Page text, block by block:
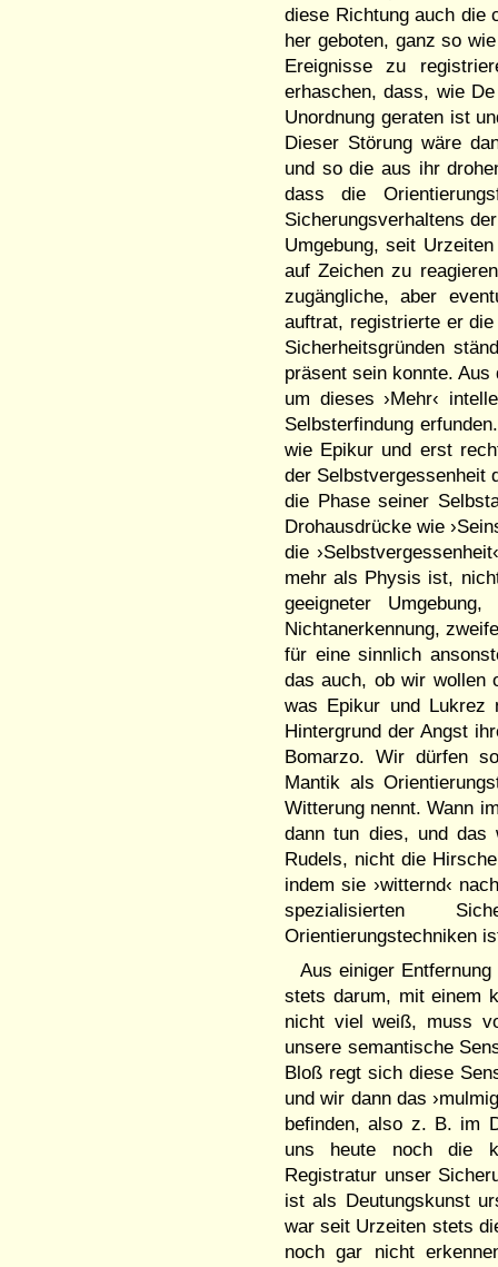
diese Richtung auch die
her geboten, ganz so
Ereignisse zu
erhaschen, dass, wie
Unordnung geraten ist
Dieser Störung wäre
und so die aus ihr
dass die
Sicherungsverhaltens
Umgebung, seit
auf Zeichen zu
zugängliche, aber
auftrat, registrierte er
Sicherheitsgründen
präsent sein konnte.
um dieses ›Mehr‹
Selbsterfindung
wie Epikur und erst
der Selbstvergessenheit
die Phase seiner
Drohausdrücke wie
die
mehr als Physis ist,
geeigneter
Nichtanerkennung,
für eine sinnlich
das auch, ob wir wollen
was Epikur und Lukrez
Hintergrund der Angst
Bomarzo. Wir dürfen
Mantik als
Witterung nennt. Wann
dann tun dies, und das
Rudels, nicht die
indem sie ›witternd‹
spezialisierten
Orientierungstechniken
Aus einiger
stets darum, mit einem
nicht viel weiß, muss
unsere semantische
Bloß regt sich diese
und wir dann das
befinden, also z. B. im
uns heute noch die
Registratur unser
ist als Deutungskunst
war seit Urzeiten stets
noch gar nicht